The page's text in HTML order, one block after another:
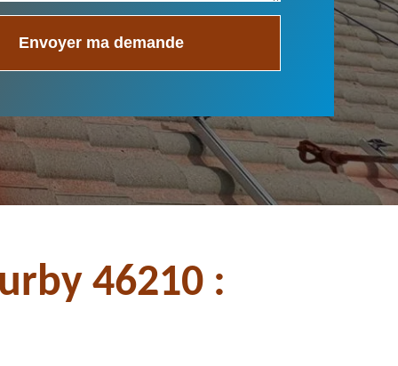
46210 :